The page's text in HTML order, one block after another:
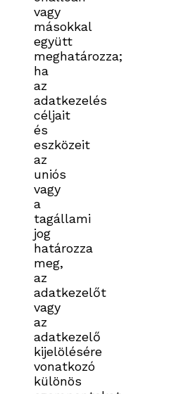
vagy
másokkal
együtt
meghatározza;
ha
az
adatkezelés
céljait
és
eszközeit
az
uniós
vagy
a
tagállami
jog
határozza
meg,
az
adatkezelőt
vagy
az
adatkezelő
kijelölésére
vonatkozó
különös